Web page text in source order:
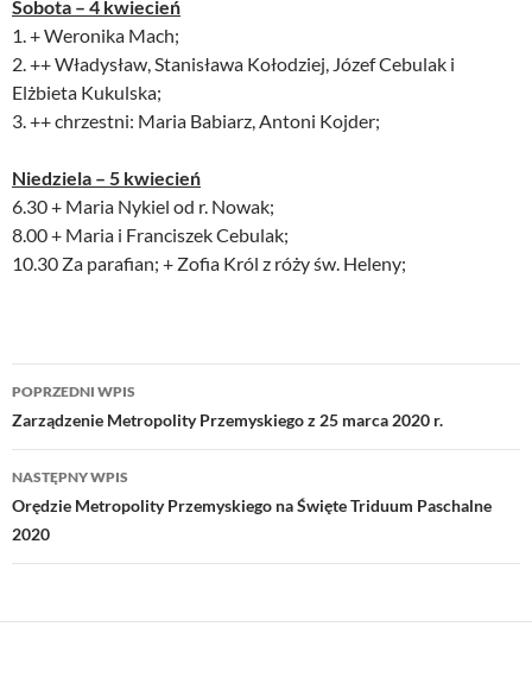
Sobota – 4 kwiecień
1. + Weronika Mach;
2. ++ Władysław, Stanisława Kołodziej, Józef Cebulak i
Elżbieta Kukulska;
3. ++ chrzestni: Maria Babiarz, Antoni Kojder;
Niedziela – 5 kwiecień
6.30 + Maria Nykiel od r. Nowak;
8.00 + Maria i Franciszek Cebulak;
10.30 Za parafian; + Zofia Król z róży św. Heleny;
Nawigacja
wpisu
POPRZEDNI WPIS
Zarządzenie Metropolity Przemyskiego z 25 marca 2020 r.
NASTĘPNY WPIS
Orędzie Metropolity Przemyskiego na Święte Triduum Paschalne
2020